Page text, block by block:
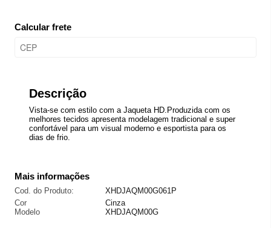
Calcular frete
Descrição
Vista-se com estilo com a Jaqueta HD.Produzida com os
melhores tecidos apresenta modelagem tradicional e super
confortável para um visual moderno e esportista para os
dias de frio.
Mais informações
Cod. do Produto:
XHDJAQM00G061P
Cor
Cinza
Modelo
XHDJAQM00G